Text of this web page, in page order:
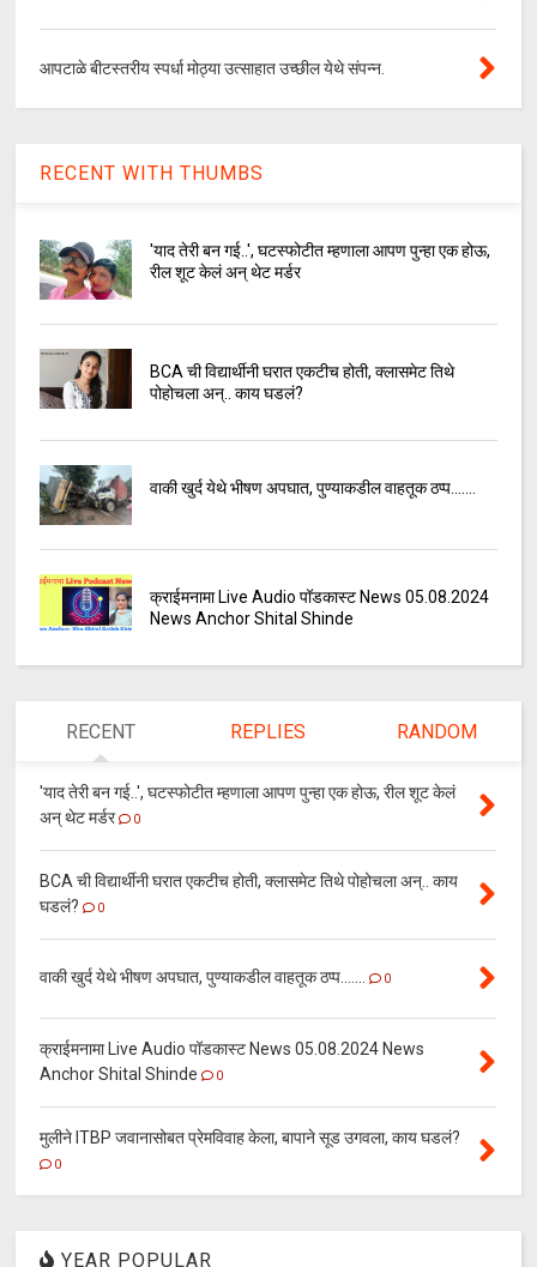
आपटाळे बीटस्तरीय स्पर्धा मोठ्या उत्साहात उच्छील येथे संपन्न.
RECENT WITH THUMBS
'याद तेरी बन गई..', घटस्फोटीत म्हणाला आपण पुन्हा एक होऊ,
रील शूट केलं अन् थेट मर्डर
BCA ची विद्यार्थीनी घरात एकटीच होती, क्लासमेट तिथे
पोहोचला अन्.. काय घडलं?
वाकी खुर्द येथे भीषण अपघात, पुण्याकडील वाहतूक ठप्प.......
क्राईमनामा Live Audio पॉडकास्ट News 05.08.2024
News Anchor Shital Shinde
RECENT REPLIES RANDOM
'याद तेरी बन गई..', घटस्फोटीत म्हणाला आपण पुन्हा एक होऊ, रील शूट केलं
अन् थेट मर्डर
0
BCA ची विद्यार्थीनी घरात एकटीच होती, क्लासमेट तिथे पोहोचला अन्.. काय
घडलं?
0
वाकी खुर्द येथे भीषण अपघात, पुण्याकडील वाहतूक ठप्प....... 0
क्राईमनामा Live Audio पॉडकास्ट News 05.08.2024 News
Anchor Shital Shinde
0
मुलीने ITBP जवानासोबत प्रेमविवाह केला, बापाने सूड उगवला, काय घडलं?
0
YEAR POPULAR